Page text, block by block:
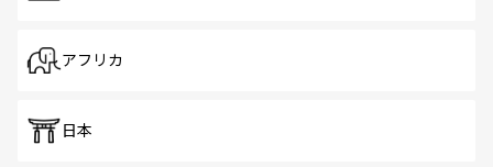
アフリカ
日本